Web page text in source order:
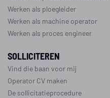
Werken als ploegleider
Werken als machine operator
Werken als proces engineer
SOLLICITEREN
Vind die baan voor mij
Operator CV maken
De sollicitatieprocedure